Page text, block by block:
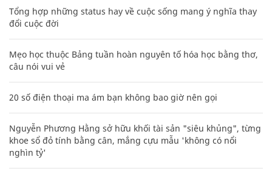
Tổng hợp những status hay về cuộc sống mang ý nghĩa thay
đổi cuộc đời
Mẹo học thuộc Bảng tuần hoàn nguyên tố hóa học bằng thơ,
câu nói vui vẻ
20 số điện thoại ma ám bạn không bao giờ nên gọi
Nguyễn Phương Hằng sở hữu khối tài sản "siêu khủng", từng
khoe sổ đỏ tính bằng cân, mắng cựu mẫu 'không có nổi
nghìn tỷ'